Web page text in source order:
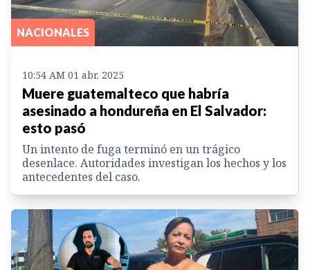
NACIONALES
10:54 AM 01 abr. 2025
Muere guatemalteco que habría
asesinado a hondureña en El Salvador:
esto pasó
Un intento de fuga terminó en un trágico
desenlace. Autoridades investigan los hechos y los
antecedentes del caso.